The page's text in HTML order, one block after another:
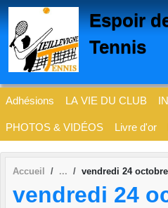
Espoir
Tennis
Adhésions LA VIE DU CLUB
PHOTOS & VIDÉOS Livre d'or
Accueil vendredi 24 octobre
vendredi 24
Panneau de gestion des cookies